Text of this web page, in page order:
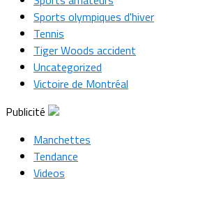
Sports olympiques d'hiver
Tennis
Tiger Woods accident
Uncategorized
Victoire de Montréal
Publicité
Manchettes
Tendance
Videos